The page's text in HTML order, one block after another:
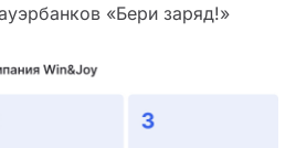
«Бери заряд!»